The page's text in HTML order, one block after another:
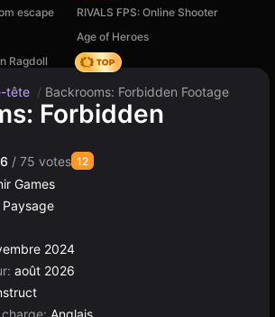
escape
RIVALS FPS: Online Shooter
Age of Heroes
Ragdoll
Hedgies
tête / Backrooms: Forbidden Footage
Forbidden
/ 75 votes 12
Games
Paysage
2024
août 2026
Anglais